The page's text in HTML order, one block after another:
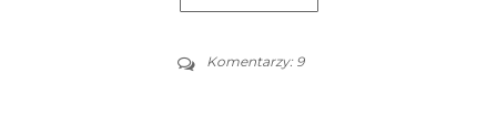
Komentarzy: 9